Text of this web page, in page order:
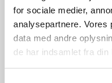
for sociale medier,
analysepartnere. Vores
data med andre
de har indsamlet fra
IP65
Område
Innendørs
Primært materiale